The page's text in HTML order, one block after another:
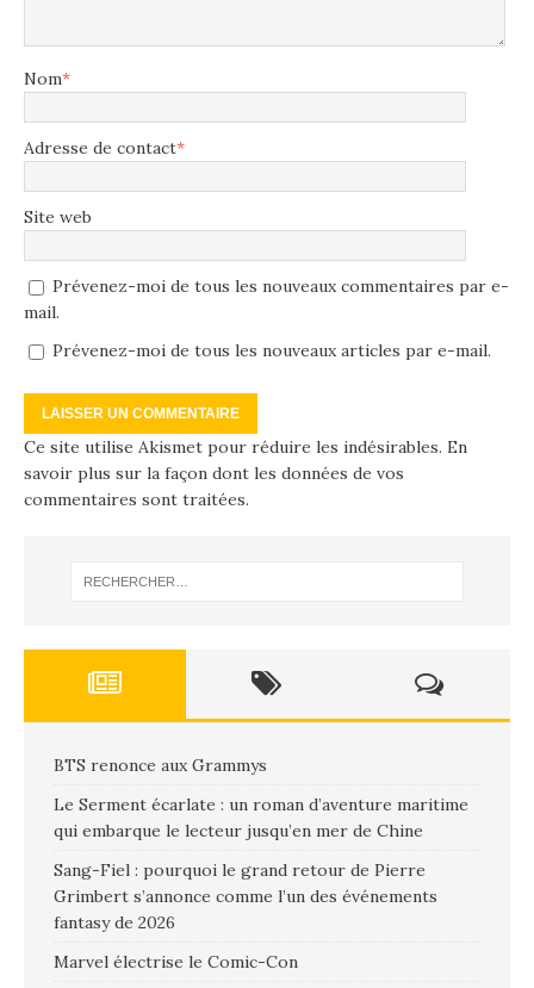
Nom*
Adresse de contact*
Site web
Prévenez-moi de tous les nouveaux commentaires par e-
mail.
Prévenez-moi de tous les nouveaux articles par e-mail.
Ce site utilise Akismet pour réduire les indésirables. En
savoir plus sur la façon dont les données de vos
commentaires sont traitées.
BTS renonce aux Grammys
Le Serment écarlate : un roman d’aventure maritime
qui embarque le lecteur jusqu’en mer de Chine
Sang-Fiel : pourquoi le grand retour de Pierre
Grimbert s’annonce comme l’un des événements
fantasy de 2026
Marvel électrise le Comic-Con